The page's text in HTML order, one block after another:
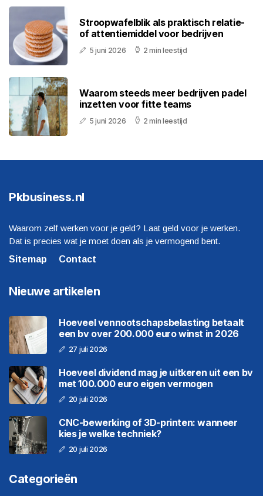
Stroopwafelblik als praktisch relatie-
of attentiemiddel voor bedrijven
5 juni 2026 2 min leestijd
Waarom steeds meer bedrijven padel
inzetten voor fitte teams
5 juni 2026 2 min leestijd
Pkbusiness.nl
Waarom zelf werken voor je geld? Laat geld voor je werken.
Dat is precies wat je moet doen als je vermogend bent.
Sitemap
Contact
Nieuwe artikelen
Hoeveel vennootschapsbelasting betaalt
een bv over 200.000 euro winst in 2026
27 juli 2026
Hoeveel dividend mag je uitkeren uit een bv
met 100.000 euro eigen vermogen
20 juli 2026
CNC-bewerking of 3D-printen: wanneer
kies je welke techniek?
20 juli 2026
Categorieën